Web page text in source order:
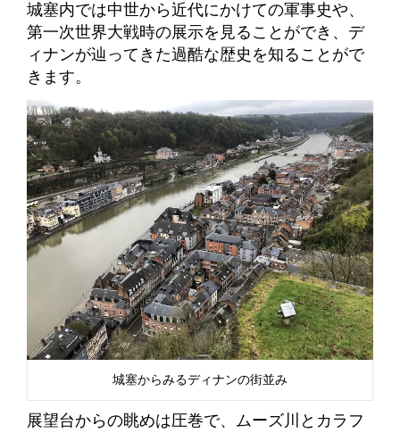
城塞内では中世から近代にかけての軍事史や、
第一次世界大戦時の展示を見ることができ、デ
ィナンが辿ってきた過酷な歴史を知ることがで
きます。
城塞からみるディナンの街並み
展望台からの眺めは圧巻で、ムーズ川とカラフ